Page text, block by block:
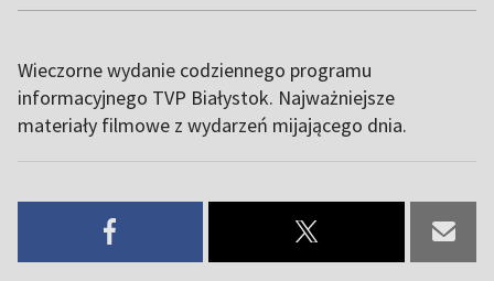
Wieczorne wydanie codziennego programu
informacyjnego TVP Białystok. Najważniejsze
materiały filmowe z wydarzeń mijającego dnia.